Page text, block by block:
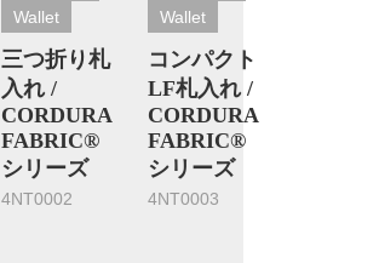
Wallet
三つ折り札
入れ /
CORDURA
FABRIC®
シリーズ
4NT0002
Wallet
コンパクト
LF札入れ /
CORDURA
FABRIC®
シリーズ
4NT0003